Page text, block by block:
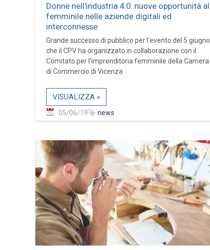
Donne nell'industria 4.0: nuove opportunità al
femminile nelle aziende digitali ed
interconnesse
Grande successo di pubblico per l'evento del 5 giugno
che il CPV ha organizzato in collaborazione con il
Comitato per l’imprenditoria femminile della Camera
di Commercio di Vicenza
VISUALIZZA »
05/06/19 news